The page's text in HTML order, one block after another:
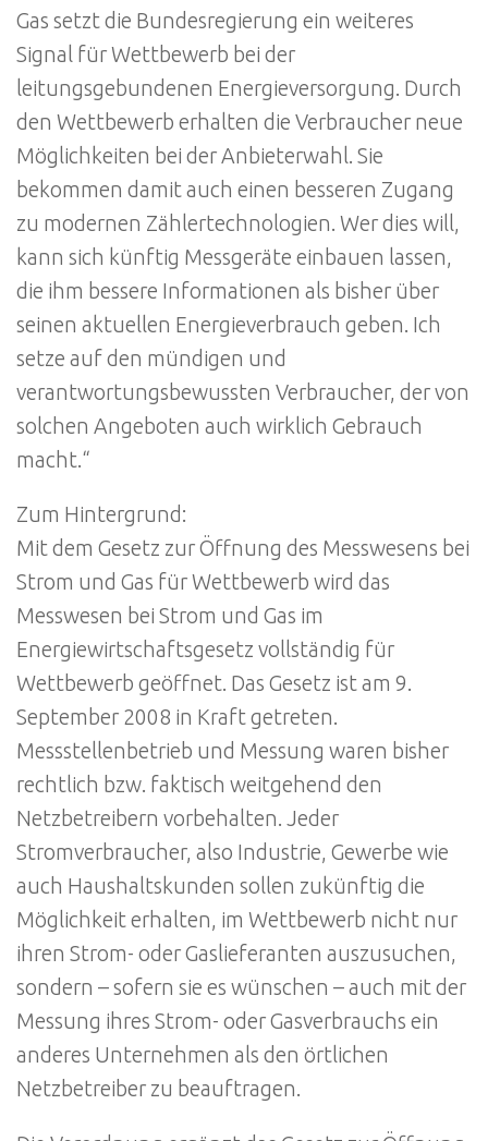
Gas setzt die Bundesregierung ein weiteres
Signal für Wettbewerb bei der
leitungsgebundenen Energieversorgung. Durch
den Wettbewerb erhalten die Verbraucher neue
Möglichkeiten bei der Anbieterwahl. Sie
bekommen damit auch einen besseren Zugang
zu modernen Zählertechnologien. Wer dies will,
kann sich künftig Messgeräte einbauen lassen,
die ihm bessere Informationen als bisher über
seinen aktuellen Energieverbrauch geben. Ich
setze auf den mündigen und
verantwortungsbewussten Verbraucher, der von
solchen Angeboten auch wirklich Gebrauch
macht.“
Zum Hintergrund:
Mit dem Gesetz zur Öffnung des Messwesens bei
Strom und Gas für Wettbewerb wird das
Messwesen bei Strom und Gas im
Energiewirtschaftsgesetz vollständig für
Wettbewerb geöffnet. Das Gesetz ist am 9.
September 2008 in Kraft getreten.
Messstellenbetrieb und Messung waren bisher
rechtlich bzw. faktisch weitgehend den
Netzbetreibern vorbehalten. Jeder
Stromverbraucher, also Industrie, Gewerbe wie
auch Haushaltskunden sollen zukünftig die
Möglichkeit erhalten, im Wettbewerb nicht nur
ihren Strom- oder Gaslieferanten auszusuchen,
sondern – sofern sie es wünschen – auch mit der
Messung ihres Strom- oder Gasverbrauchs ein
anderes Unternehmen als den örtlichen
Netzbetreiber zu beauftragen.